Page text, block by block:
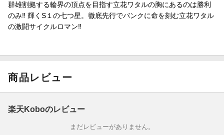
群雄割拠する輪界の頂点を目指す立花ワタルの胸にあるのは勝利
のみ‼ 輝くS１の七つ星。徹底先行でバンクに命を刻む立花ワタル
の激闘サイクルロマン‼
商品レビュー
楽天Koboのレビュー
まだレビューがありません。